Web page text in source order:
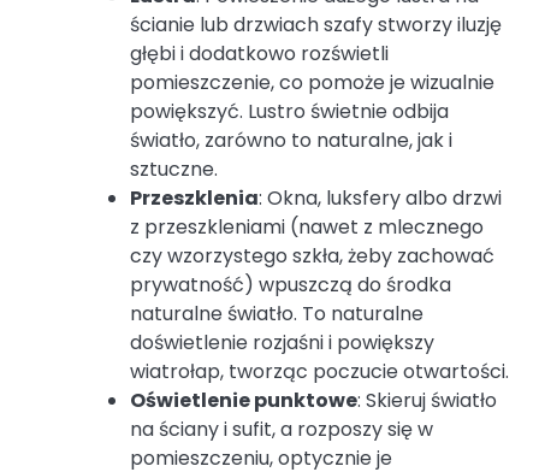
ścianie lub drzwiach szafy stworzy iluzję
głębi i dodatkowo rozświetli
pomieszczenie, co pomoże je wizualnie
powiększyć. Lustro świetnie odbija
światło, zarówno to naturalne, jak i
sztuczne.
Przeszklenia: Okna, luksfery albo drzwi
z przeszkleniami (nawet z mlecznego
czy wzorzystego szkła, żeby zachować
prywatność) wpuszczą do środka
naturalne światło. To naturalne
doświetlenie rozjaśni i powiększy
wiatrołap, tworząc poczucie otwartości.
Oświetlenie punktowe: Skieruj światło
na ściany i sufit, a rozposzy się w
pomieszczeniu, optycznie je